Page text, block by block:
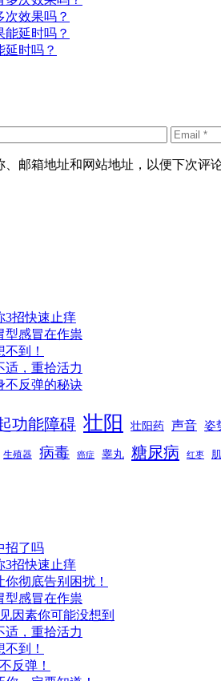
效果吗？
时吗？
邮箱地址和网站地址，以便下次评论
3招快速止痒
型感冒在作祟
到！
适，重拾活力
不反弹的秘诀
功能障碍 壮阳 壮阳药 声音 姿
生殖器 病毒 癌症 睾丸 糖尿病 红枣
招了吗
3招快速止痒
彻底告别困扰！
型感冒在作祟
因素你可能没想到
适，重拾活力
到！
反弹！